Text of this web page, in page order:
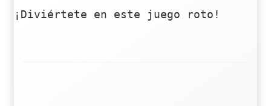
¡Diviértete en este juego roto!